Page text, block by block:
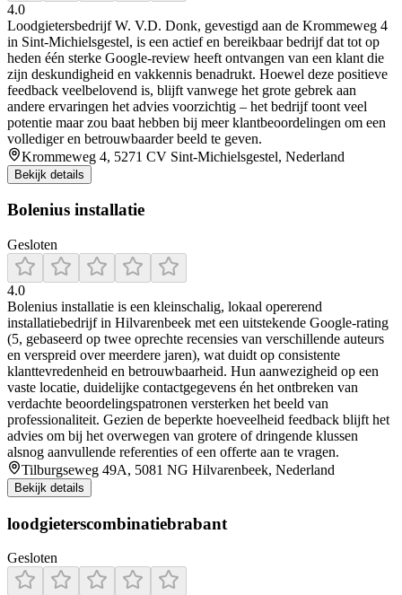
4.0
Loodgietersbedrijf W. V.D. Donk, gevestigd aan de Krommeweg 4
in Sint‑Michielsgestel, is een actief en bereikbaar bedrijf dat tot op
heden één sterke Google-review heeft ontvangen van een klant die
zijn deskundigheid en vakkennis benadrukt. Hoewel deze positieve
feedback veelbelovend is, blijft vanwege het grote gebrek aan
andere ervaringen het advies voorzichtig – het bedrijf toont veel
potentie maar zou baat hebben bij meer klantbeoordelingen om een
vollediger en betrouwbaarder beeld te geven.
Krommeweg 4, 5271 CV Sint-Michielsgestel, Nederland
Bekijk details
Bolenius installatie
Gesloten
4.0
Bolenius installatie is een kleinschalig, lokaal opererend
installatiebedrijf in Hilvarenbeek met een uitstekende Google-rating
(5, gebaseerd op twee oprechte recensies van verschillende auteurs
en verspreid over meerdere jaren), wat duidt op consistente
klanttevredenheid en betrouwbaarheid. Hun aanwezigheid op een
vaste locatie, duidelijke contactgegevens én het ontbreken van
verdachte beoordelingspatronen versterken het beeld van
professionaliteit. Gezien de beperkte hoeveelheid feedback blijft het
advies om bij het overwegen van grotere of dringende klussen
alsnog aanvullende referenties of een offerte aan te vragen.
Tilburgseweg 49A, 5081 NG Hilvarenbeek, Nederland
Bekijk details
loodgieterscombinatiebrabant
Gesloten